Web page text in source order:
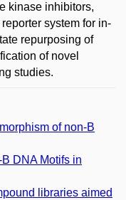
kinase inhibitors,
system for in-
repurposing of
of novel
studies.
of non-B
DNA Motifs in
libraries aimed